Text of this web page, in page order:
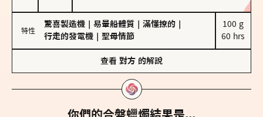
特性
驚喜製造機 易暈船體質 滿懂撩的
行走的發電機
聖母情節
100 g
60 hrs
查看 對方 的解說
你們的合盤蠟燭結果是...